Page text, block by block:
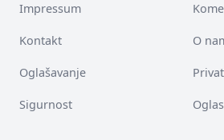
Impressum
Kontakt O
Oglašavanje
Sigurnost